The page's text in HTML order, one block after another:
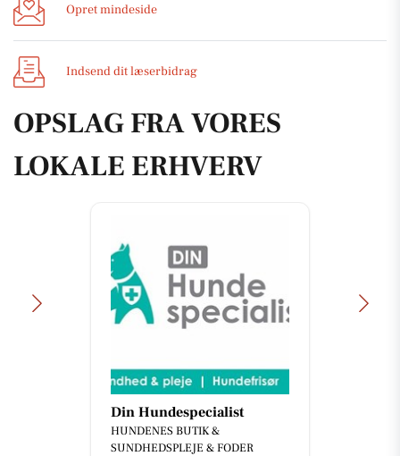
Opret mindeside
Indsend dit læserbidrag
OPSLAG FRA VORES
LOKALE ERHVERV
Din Hundespecialist
HUNDENES BUTIK &
SUNDHEDSPLEJE & FODER